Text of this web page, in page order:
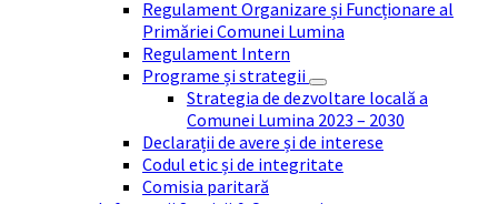
Regulament Organizare și Funcționare al
Primăriei Comunei Lumina
Regulament Intern
Programe și strategii
Strategia de dezvoltare locală a
Comunei Lumina 2023 – 2030
Declarații de avere și de interese
Codul etic și de integritate
Comisia paritară